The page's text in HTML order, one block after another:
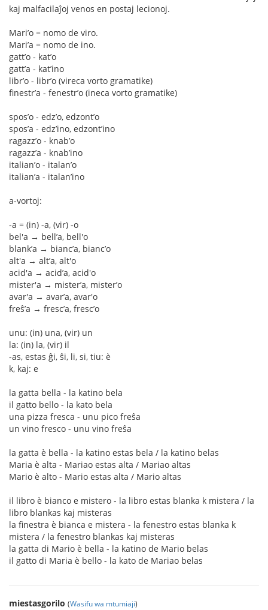
kaj malfacilaĵoj venos en postaj lecionoj.
Mari’o = nomo de viro.
Mari’a = nomo de ino.
gatt’o - kat’o
gatt’a - kat’ino
libr’o - libr’o (vireca vorto gramatike)
finestr’a - fenestr’o (ineca vorto gramatike)
spos’o - edz’o, edzont’o
spos’a - edz’ino, edzont’ino
ragazz’o - knab’o
ragazz’a - knab’ino
italian’o - italan’o
italian’a - italan’ino
a-vortoj:
-a = (in) -a, (vir) -o
bel'a → bell’a, bell'o
blank’a → bianc’a, bianc’o
alt'a → alt’a, alt'o
acid'a → acid’a, acid'o
mister'a → mister’a, mister’o
avar'a → avar’a, avar'o
freŝ’a → fresc’a, fresc’o
unu: (in) una, (vir) un
la: (in) la, (vir) il
-as, estas ĝi, ŝi, li, si, tiu: è
k, kaj: e
la gatta bella - la katino bela
il gatto bello - la kato bela
una pizza fresca - unu pico freŝa
un vino fresco - unu vino freŝa
la gatta è bella - la katino estas bela / la katino belas
Maria è alta - Mariao estas alta / Mariao altas
Mario è alto - Mario estas alta / Mario altas
il libro è bianco e mistero - la libro estas blanka k mistera / la
libro blankas kaj misteras
la finestra è bianca e mistera - la fenestro estas blanka k
mistera / la fenestro blankas kaj misteras
la gatta di Mario è bella - la katino de Mario belas
il gatto di Maria è bello - la kato de Mariao belas
miestasgorilo (Wasifu wa mtumiaji)